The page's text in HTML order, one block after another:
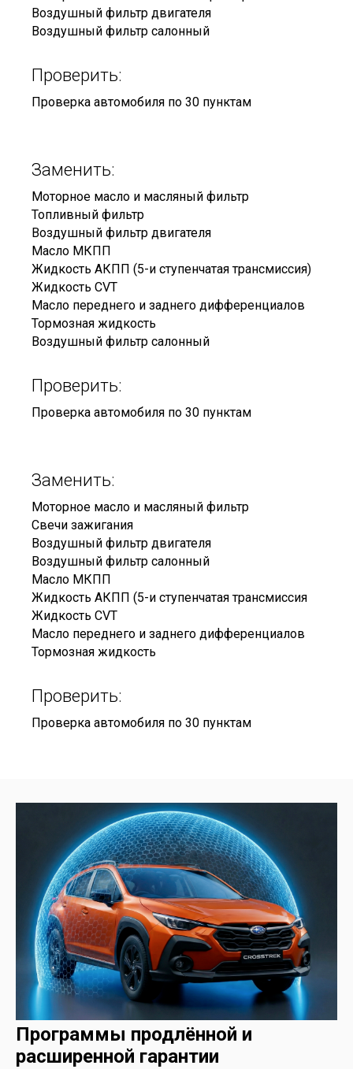
Воздушный фильтр двигателя
Воздушный фильтр салонный
Проверить:
Проверка автомобиля по 30 пунктам
Заменить:
Моторное масло и масляный фильтр
Топливный фильтр
Воздушный фильтр двигателя
Масло МКПП
Жидкость АКПП (5-и ступенчатая трансмиссия)
Жидкость CVT
Масло переднего и заднего дифференциалов
Тормозная жидкость
Воздушный фильтр салонный
Проверить:
Проверка автомобиля по 30 пунктам
Заменить:
Моторное масло и масляный фильтр
Свечи зажигания
Воздушный фильтр двигателя
Воздушный фильтр салонный
Масло МКПП
Жидкость АКПП (5-и ступенчатая трансмиссия
Жидкость CVT
Масло переднего и заднего дифференциалов
Тормозная жидкость
Проверить:
Проверка автомобиля по 30 пунктам
Программы продлённой и
расширенной гарантии